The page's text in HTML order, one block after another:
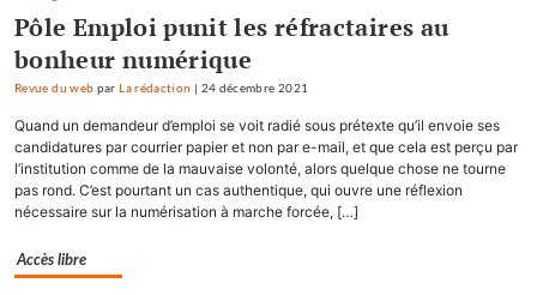
Pôle Emploi punit les réfractaires au
bonheur numérique
Revue du web parLa rédaction | 24 décembre 2021
Quand un demandeur d’emploi se voit radié sous prétexte qu’il envoie ses
candidatures par courrier papier et non par e-mail, et que cela est perçu par
l’institution comme de la mauvaise volonté, alors quelque chose ne tourne
pas rond. C’est pourtant un cas authentique, qui ouvre une réflexion
nécessaire sur la numérisation à marche forcée, […]
Accès libre